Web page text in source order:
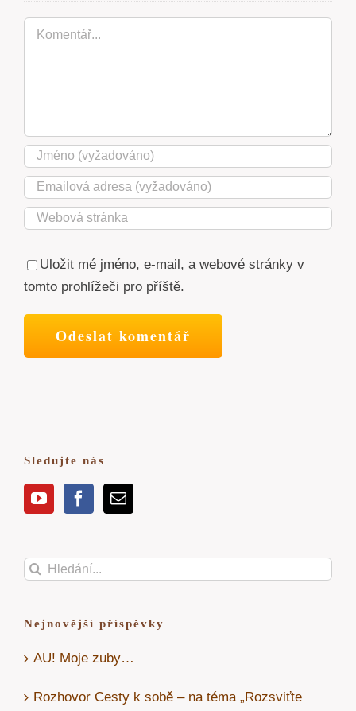
Komentář
Uložit mé jméno, e-mail, a webové stránky v
tomto prohlížeči pro příště.
Sledujte nás
Hledat:
Nejnovější příspěvky
AU! Moje zuby…
Rozhovor Cesty k sobě – na téma „Rozsviťte